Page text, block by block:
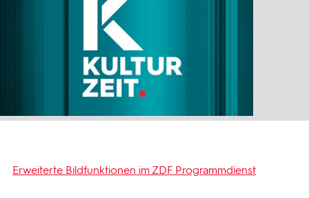
Erweiterte Bildfunktionen im ZDF Programmdienst